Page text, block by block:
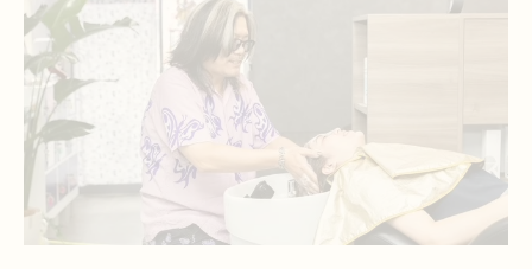
ー
美容室が提案するヘアケア重視のシャンプ
ー体験
ダメージケアも叶う美容室のシャンプーサ
ービスとは
髪と頭皮の悩みを美容室シャンプーでサポ
ート